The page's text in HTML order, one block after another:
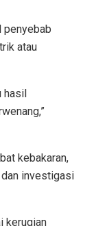
penyebab
atau
hasil
kebakaran,
investigasi
kerugian